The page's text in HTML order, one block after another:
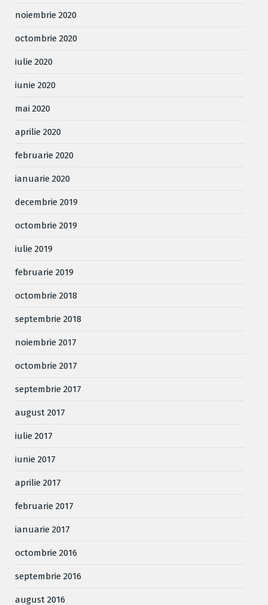
noiembrie 2020
octombrie 2020
iulie 2020
iunie 2020
mai 2020
aprilie 2020
februarie 2020
ianuarie 2020
decembrie 2019
octombrie 2019
iulie 2019
februarie 2019
octombrie 2018
septembrie 2018
noiembrie 2017
octombrie 2017
septembrie 2017
august 2017
iulie 2017
iunie 2017
aprilie 2017
februarie 2017
ianuarie 2017
octombrie 2016
septembrie 2016
august 2016